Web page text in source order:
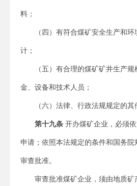
料；
（四）有符合煤矿安全生产和
计；
（五）有合理的煤矿矿井生产
金、设备和技术人员；
（六）法律、行政法规规定的其
第十九条 开办煤矿企业，必须
申请；依照本法规定的条件和国务院
审查批准。
审查批准煤矿企业，须由地质